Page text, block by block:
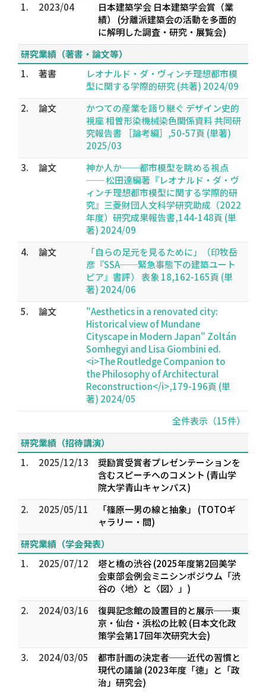
1.
2023/04
日本建築学会 日本建築学会賞（業
績） (分離派建築会の活動を多面的
に解明した調査・研究・展覧会)
研究業績（著書・論文等）
1.
著書
レオナルド・ダ・ヴィンチ理想都市模
型に関する学際的研究 (共著) 2024/09
2.
論文
かつての産業を語り継ぐ デザイン史的
視座 相曽形染機械染色関係資料 共同研
究報告書 ［論考編］,50-57頁 (単著)
2025/03
3.
論文
神か人か──都市模型を眺める視点
── 松田達編著『レオナルド・ダ・ヴ
ィンチ理想都市模型に関する学際的研
究』三菱財団人文科学研究助成（2022
年度）研究成果報告書,144-148頁 (単
著) 2024/09
4.
論文
「自らの足元を見るために」（印牧岳
彦『SSA──緊急事態下の建築ユート
ピア』書評） 表象 18,162-165頁 (単
著) 2024/06
5.
論文
"Aesthetics in a renovated city:
Historical view of Mundane
Cityscape in Modern Japan" Zoltán
Somhegyi and Lisa Giombini ed.
<i>The Routledge Companion to
the Philosophy of Architectural
Reconstruction</i>,179-196頁 (単
著) 2024/05
全件表示（15件）
研究業績（招待講演）
1.
2025/12/13
奨励賞受賞者プレゼンテーションを
含むスピーチへのコメント (青山学
院大学青山キャンパス)
2.
2025/05/11
「篠原一男の線と抽象」 (TOTOギ
ャラリー・間)
研究業績（学会発表）
1.
2025/07/12
塔と橋の渋谷 (2025年度第2回美学
会東部会例会ミニシンポジウム「渋
谷の〈地〉と〈図〉」)
2.
2024/03/16
復興記念館の設置目的と展示──東
京・仙台・浜松の比較 (日本文化政
策学会第17回年次研究⼤会)
3.
2024/03/05
都市計画の決定者──近代の習慣と
現代の議論 (2023年度「徳」と「政
治」研究会)